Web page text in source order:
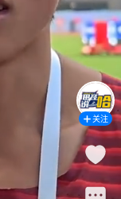
关注